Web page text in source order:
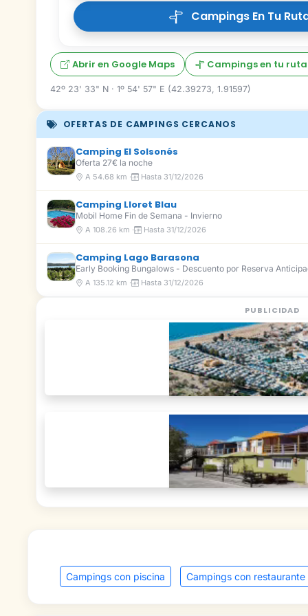
Campings En Tu
Abrir en Google Maps Campings en tu
42º 23' 33" N · 1º 54' 57" E (42.39273, 1.91597)
OFERTAS DE CAMPINGS CERCANOS
Camping El Solsonés
Oferta 27€ la noche
A 54.68 km · Hasta 31/12/2026
Camping Lloret Blau
Mobil Home Fin de Semana - Invierno
A 108.26 km · Hasta 31/12/2026
Camping Lago Barasona
Early Booking Bungalows - Descuento por Reserva
A 135.12 km · Hasta 31/12/2026
PUBLICIDAD
Campings con piscina Campings con restaurante